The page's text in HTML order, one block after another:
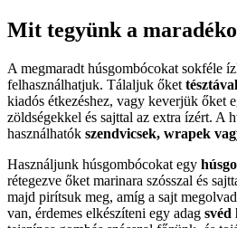
Mit tegyünk a
A megmaradt húsgombócokat sokféle
felhasználhatjuk. Tálaljuk őket
kiadós étkezéshez, vagy keverjük őket
zöldségekkel és sajttal az extra ízért. A
használhatók szendvicsek, wrapek
Használjunk húsgombócokat egy
rétegezve őket marinara szósszal és
majd pirítsuk meg, amíg a sajt
van, érdemes elkészíteni egy adag svéd